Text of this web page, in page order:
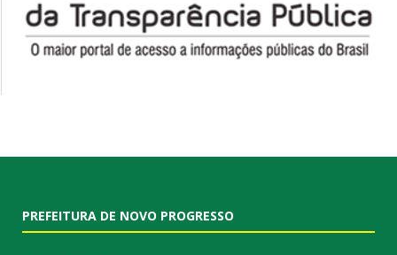
PREFEITURA DE NOVO PROGRESSO